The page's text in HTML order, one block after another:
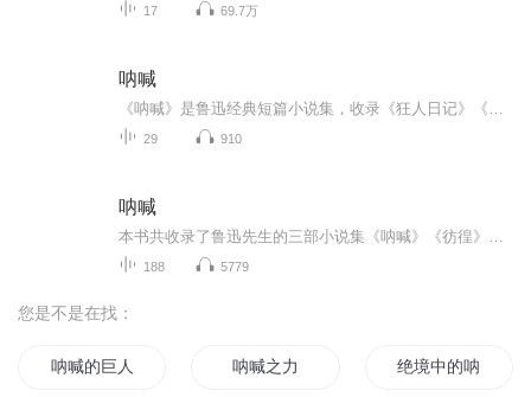
17 69.7万
呐喊
29 910
呐喊
188 5779
您是不是在找：
呐喊的巨人 呐喊之力 绝境中的呐喊